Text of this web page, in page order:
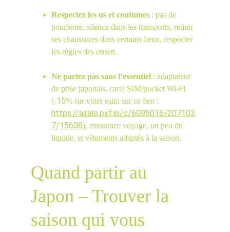
Respectez les us et coutumes : pas de
pourboire, silence dans les transports, retirer
ses chaussures dans certains lieux, respecter
les règles des onsen.
Ne partez pas sans l’essentiel : adaptateur
de prise japonais, carte SIM/pocket Wi-Fi
(-15% sur votre esim sur ce lien :
https://airalo.pxf.io/c/6095016/207103
7/15608), assurance voyage, un peu de
liquide, et vêtements adaptés à la saison.
Quand partir au
Japon – Trouver la
saison qui vous